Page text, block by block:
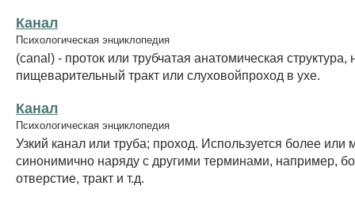
Канал
Психологическая энциклопедия
(canal) - проток или трубчатая анатомическая структура,
пищеварительный тракт или слуховойпроход в ухе.
Канал
Психологическая энциклопедия
Узкий канал или труба; проход. Используется более или
синонимично наряду с другими терминами, например,
отверстие, тракт и т.д.